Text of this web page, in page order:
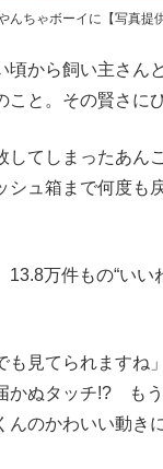
んちゃボーイに【写真提
から飼い主さん
と。その賢さに
てしまったあん
シュ箱まで何度も
万件もの“いい
見てられますね
ぬタッチ!? も
んのかわいい動き